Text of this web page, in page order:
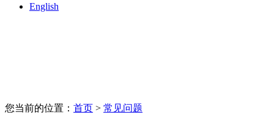
English
您当前的位置： 首页 > 常见问题